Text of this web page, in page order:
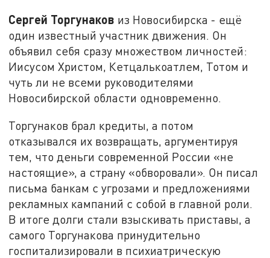
Сергей Торгунаков из Новосибирска - ещё
один известный участник движения. Он
объявил себя сразу множеством личностей:
Иисусом Христом, Кетцалькоатлем, Тотом и
чуть ли не всеми руководителями
Новосибирской области одновременно.
Торгунаков брал кредиты, а потом
отказывался их возвращать, аргументируя
тем, что деньги современной России «не
настоящие», а страну «обворовали». Он писал
письма банкам с угрозами и предложениями
рекламных кампаний с собой в главной роли.
В итоге долги стали взыскивать приставы, а
самого Торгунакова принудительно
госпитализировали в психиатрическую